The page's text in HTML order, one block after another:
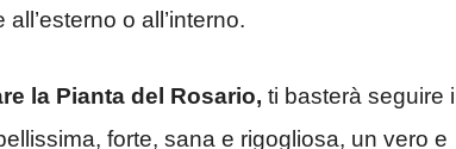
o all’interno.
la Pianta del Rosario, ti basterà seguire i
forte, sana e rigogliosa, un vero e